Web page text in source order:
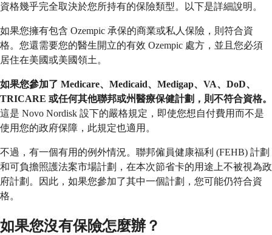
資格幾乎完全取決於您所持有的保險類型。以下是詳細說明。
如果您擁有包含 Ozempic 承保的商業或私人保險，則符合資
格。您還需要您的醫生開立的有效 Ozempic 處方，並且您必須
居住在美國或美國領土。
如果您參加了 Medicare、Medicaid、Medigap、VA、DoD、
TRICARE 或任何其他聯邦或州醫療保健計劃，則不符合資格。
這是 Novo Nordisk 設下的嚴格規定，即使您想自付費用而不是
使用您的政府保障，此規定也適用。
不過，有一個有用的例外情況。聯邦僱員健康福利 (FEHB) 計劃
和可負擔照護法案市場計劃，在本次節省卡的用途上不被視為政
府計劃。因此，如果您參加了其中一個計劃，您可能仍符合資
格。
如果您沒有保險怎麼辦？